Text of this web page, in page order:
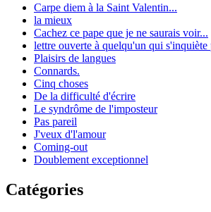
Carpe diem à la Saint Valentin...
la mieux
Cachez ce pape que je ne saurais voir...
lettre ouverte à quelqu'un qui
Plaisirs de langues
Connards.
Cinq choses
De la difficulté d'écrire
Le syndrôme de l'imposteur
Pas pareil
J'veux d'l'amour
Coming-out
Doublement exceptionnel
Catégories